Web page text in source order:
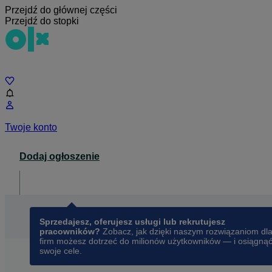
Przejdź do głównej części
Przejdź do stopki
Twoje konto
Dodaj ogłoszenie
Sprzedajesz, oferujesz usługi lub rekrutujesz
pracowników? Zobacz, jak dzięki naszym rozwiązaniom dla
firm możesz dotrzeć do milionów użytkowników — i osiągnąć
swoje cele.